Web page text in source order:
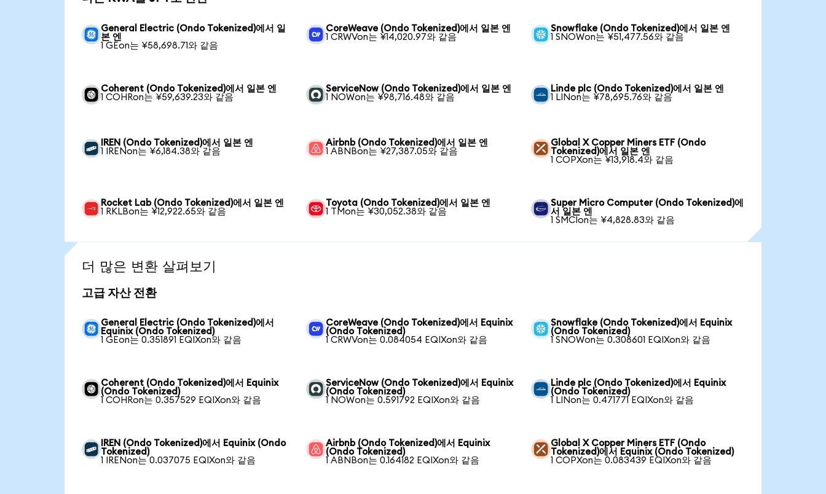
General Electric (Ondo Tokenized)에서 일
본 엔
1 GEon는 ¥58,698.71와 같음
CoreWeave (Ondo Tokenized)에서 일본 엔
1 CRWVon는 ¥14,020.97와 같음
Snowflake (Ondo Tokenized)에서 일본 엔
1 SNOWon는 ¥51,477.56와 같음
Coherent (Ondo Tokenized)에서 일본 엔
1 COHRon는 ¥59,639.23와 같음
ServiceNow (Ondo Tokenized)에서 일본 엔
1 NOWon는 ¥98,716.48와 같음
Linde plc (Ondo Tokenized)에서 일본 엔
1 LINon는 ¥78,695.76와 같음
IREN (Ondo Tokenized)에서 일본 엔
1 IRENon는 ¥6,184.38와 같음
Airbnb (Ondo Tokenized)에서 일본 엔
1 ABNBon는 ¥27,387.05와 같음
Global X Copper Miners ETF (Ondo
Tokenized)에서 일본 엔
1 COPXon는 ¥13,918.4와 같음
Rocket Lab (Ondo Tokenized)에서 일본 엔
1 RKLBon는 ¥12,922.65와 같음
Toyota (Ondo Tokenized)에서 일본 엔
1 TMon는 ¥30,052.38와 같음
Super Micro Computer (Ondo Tokenized)에
서 일본 엔
1 SMCIon는 ¥4,828.83와 같음
더 많은 변환 살펴보기
고급 자산 전환
General Electric (Ondo Tokenized)에서
Equinix (Ondo Tokenized)
1 GEon는 0.351891 EQIXon와 같음
CoreWeave (Ondo Tokenized)에서 Equinix
(Ondo Tokenized)
1 CRWVon는 0.084054 EQIXon와 같음
Snowflake (Ondo Tokenized)에서 Equinix
(Ondo Tokenized)
1 SNOWon는 0.308601 EQIXon와 같음
Coherent (Ondo Tokenized)에서 Equinix
(Ondo Tokenized)
1 COHRon는 0.357529 EQIXon와 같음
ServiceNow (Ondo Tokenized)에서 Equinix
(Ondo Tokenized)
1 NOWon는 0.591792 EQIXon와 같음
Linde plc (Ondo Tokenized)에서 Equinix
(Ondo Tokenized)
1 LINon는 0.471771 EQIXon와 같음
IREN (Ondo Tokenized)에서 Equinix (Ondo
Tokenized)
1 IRENon는 0.037075 EQIXon와 같음
Airbnb (Ondo Tokenized)에서 Equinix
(Ondo Tokenized)
1 ABNBon는 0.164182 EQIXon와 같음
Global X Copper Miners ETF (Ondo
Tokenized)에서 Equinix (Ondo Tokenized)
1 COPXon는 0.083439 EQIXon와 같음